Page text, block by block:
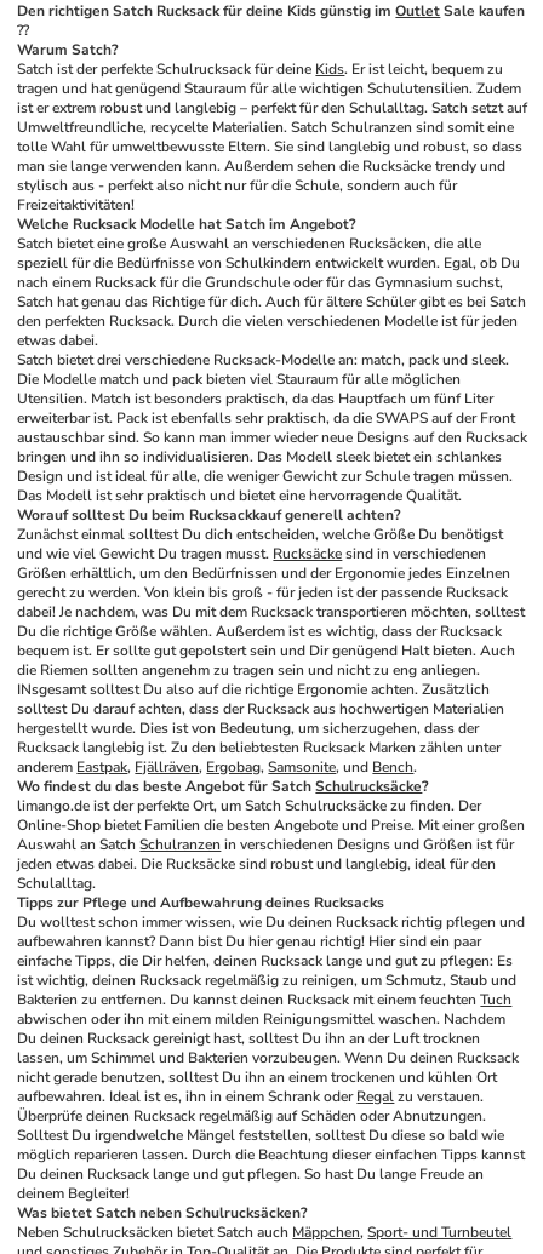
Den richtigen Satch Rucksack für deine Kids günstig im Outlet Sale kaufen
??
Warum Satch?
Satch ist der perfekte Schulrucksack für deine Kids. Er ist leicht, bequem zu
tragen und hat genügend Stauraum für alle wichtigen Schulutensilien. Zudem
ist er extrem robust und langlebig – perfekt für den Schulalltag. Satch setzt auf
Umweltfreundliche, recycelte Materialien. Satch Schulranzen sind somit eine
tolle Wahl für umweltbewusste Eltern. Sie sind langlebig und robust, so dass
man sie lange verwenden kann. Außerdem sehen die Rucksäcke trendy und
stylisch aus - perfekt also nicht nur für die Schule, sondern auch für
Freizeitaktivitäten!
Welche Rucksack Modelle hat Satch im Angebot?
Satch bietet eine große Auswahl an verschiedenen Rucksäcken, die alle
speziell für die Bedürfnisse von Schulkindern entwickelt wurden. Egal, ob Du
nach einem Rucksack für die Grundschule oder für das Gymnasium suchst,
Satch hat genau das Richtige für dich. Auch für ältere Schüler gibt es bei Satch
den perfekten Rucksack. Durch die vielen verschiedenen Modelle ist für jeden
etwas dabei.
Satch bietet drei verschiedene Rucksack-Modelle an: match, pack und sleek.
Die Modelle match und pack bieten viel Stauraum für alle möglichen
Utensilien. Match ist besonders praktisch, da das Hauptfach um fünf Liter
erweiterbar ist. Pack ist ebenfalls sehr praktisch, da die SWAPS auf der Front
austauschbar sind. So kann man immer wieder neue Designs auf den Rucksack
bringen und ihn so individualisieren. Das Modell sleek bietet ein schlankes
Design und ist ideal für alle, die weniger Gewicht zur Schule tragen müssen.
Das Modell ist sehr praktisch und bietet eine hervorragende Qualität.
Worauf solltest Du beim Rucksackkauf generell achten?
Zunächst einmal solltest Du dich entscheiden, welche Größe Du benötigst
und wie viel Gewicht Du tragen musst. Rucksäcke sind in verschiedenen
Größen erhältlich, um den Bedürfnissen und der Ergonomie jedes Einzelnen
gerecht zu werden. Von klein bis groß - für jeden ist der passende Rucksack
dabei! Je nachdem, was Du mit dem Rucksack transportieren möchten, solltest
Du die richtige Größe wählen. Außerdem ist es wichtig, dass der Rucksack
bequem ist. Er sollte gut gepolstert sein und Dir genügend Halt bieten. Auch
die Riemen sollten angenehm zu tragen sein und nicht zu eng anliegen.
INsgesamt solltest Du also auf die richtige Ergonomie achten. Zusätzlich
solltest Du darauf achten, dass der Rucksack aus hochwertigen Materialien
hergestellt wurde. Dies ist von Bedeutung, um sicherzugehen, dass der
Rucksack langlebig ist. Zu den beliebtesten Rucksack Marken zählen unter
anderem Eastpak, Fjällräven, Ergobag, Samsonite, und Bench.
Wo findest du das beste Angebot für Satch Schulrucksäcke?
limango.de ist der perfekte Ort, um Satch Schulrucksäcke zu finden. Der
Online-Shop bietet Familien die besten Angebote und Preise. Mit einer großen
Auswahl an Satch Schulranzen in verschiedenen Designs und Größen ist für
jeden etwas dabei. Die Rucksäcke sind robust und langlebig, ideal für den
Schulalltag.
Tipps zur Pflege und Aufbewahrung deines Rucksacks
Du wolltest schon immer wissen, wie Du deinen Rucksack richtig pflegen und
aufbewahren kannst? Dann bist Du hier genau richtig! Hier sind ein paar
einfache Tipps, die Dir helfen, deinen Rucksack lange und gut zu pflegen: Es
ist wichtig, deinen Rucksack regelmäßig zu reinigen, um Schmutz, Staub und
Bakterien zu entfernen. Du kannst deinen Rucksack mit einem feuchten Tuch
abwischen oder ihn mit einem milden Reinigungsmittel waschen. Nachdem
Du deinen Rucksack gereinigt hast, solltest Du ihn an der Luft trocknen
lassen, um Schimmel und Bakterien vorzubeugen. Wenn Du deinen Rucksack
nicht gerade benutzen, solltest Du ihn an einem trockenen und kühlen Ort
aufbewahren. Ideal ist es, ihn in einem Schrank oder Regal zu verstauen.
Überprüfe deinen Rucksack regelmäßig auf Schäden oder Abnutzungen.
Solltest Du irgendwelche Mängel feststellen, solltest Du diese so bald wie
möglich reparieren lassen. Durch die Beachtung dieser einfachen Tipps kannst
Du deinen Rucksack lange und gut pflegen. So hast Du lange Freude an
deinem Begleiter!
Was bietet Satch neben Schulrucksäcken?
Neben Schulrucksäcken bietet Satch auch Mäppchen, Sport- und Turnbeutel